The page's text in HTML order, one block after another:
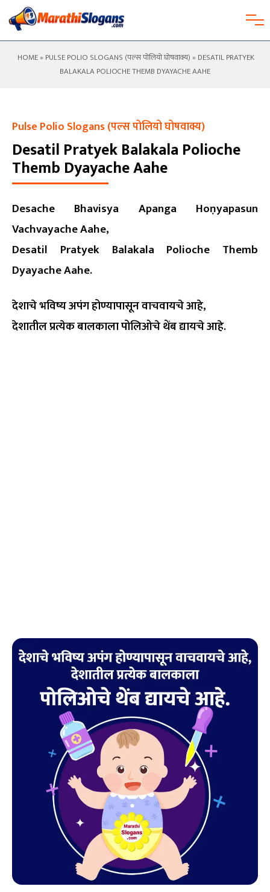
HOME»PULSE POLIO SLOGANS (पल्स पोलियो घोषवाक्य)» DESATIL PRATYEK
BALAKALA POLIOCHE THEMB DYAYACHE AAHE
Pulse Polio Slogans (पल्स पोलियो घोषवाक्य)
Desatil Pratyek Balakala Polioche
Themb Dyayache Aahe
Desache Bhavisya Apanga Hoṇyapasun
Vachvayache Aahe,
Desatil Pratyek Balakala Polioche Themb
Dyayache Aahe.
देशाचे भविष्य अपंग होण्यापासून वाचवायचे आहे,
देशातील प्रत्येक बालकाला पोलिओचे थेंब द्यायचे आहे.